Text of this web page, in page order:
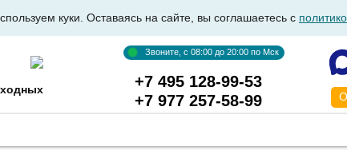
куки. Оставаясь на сайте, вы соглашаетесь с
Звоните, с 08:00 до 20:00 по Мск
+7 495 128-99-53
+7 977 257-58-99